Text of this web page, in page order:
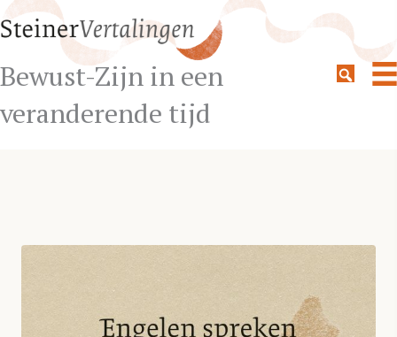
Bewust-Zijn in een
veranderende tijd